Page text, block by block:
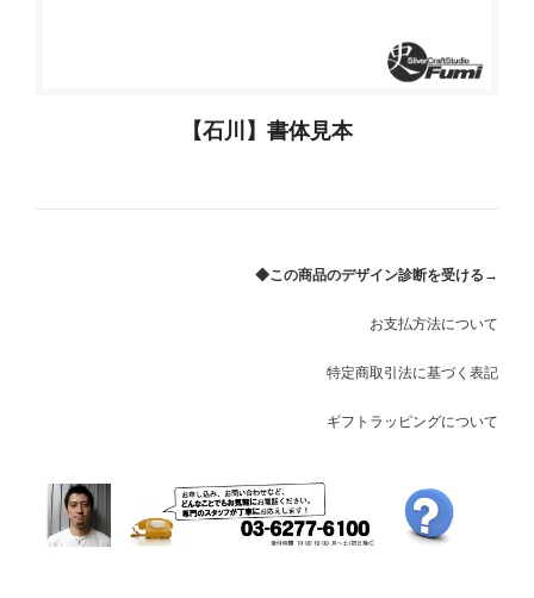
【石川】書体見本
◆この商品のデザイン診断を受ける→
お支払方法について
特定商取引法に基づく表記
ギフトラッピングについて